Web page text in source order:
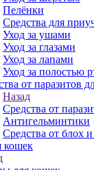
Пелёнки
Средства для
Уход за ушами
Уход за глазами
Уход за лапами
Уход за полостью
от паразитов
Назад
Средства от
Антигельминтики
Средства от блох
кошек